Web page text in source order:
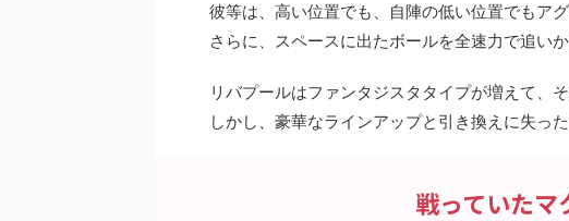
彼等は、高い位置でも、自陣の低い位置でもア
さらに、スペースに出たボールを全速力で追い
リバプールはファンタジスタタイプが増えて、
しかし、豪華なラインアップと引き換えに失っ
戦っていたマ